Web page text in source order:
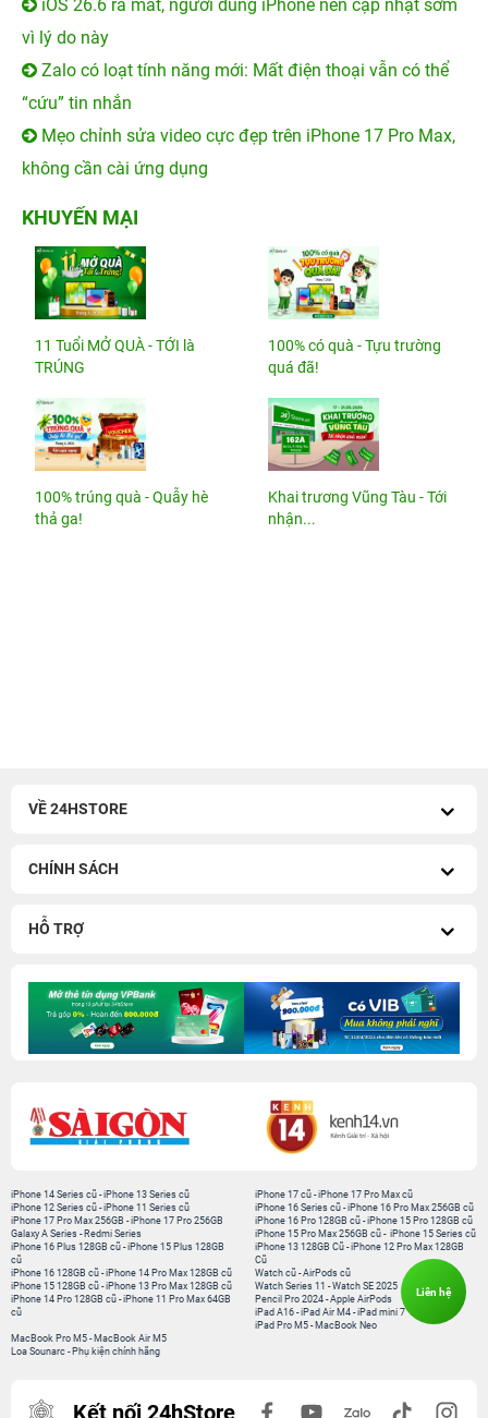
iOS 26.6 ra mắt, người dùng iPhone nên cập nhật sớm
vì lý do này
Zalo có loạt tính năng mới: Mất điện thoại vẫn có thể
“cứu” tin nhắn
Mẹo chỉnh sửa video cực đẹp trên iPhone 17 Pro Max,
không cần cài ứng dụng
KHUYẾN MẠI
11 Tuổi MỞ QUÀ - TỚI là
TRÚNG
100% có quà - Tựu trường
quá đã!
100% trúng quà - Quẫy hè
thả ga!
Khai trương Vũng Tàu - Tới
nhận...
VỀ 24HSTORE
CHÍNH SÁCH
HỖ TRỢ
iPhone 14 Series cũ -iPhone 13 Series cũ
iPhone 12 Series cũ -iPhone 11 Series cũ
iPhone 17 Pro Max 256GB -iPhone 17 Pro 256GB
Galaxy A Series - Redmi Series
iPhone 17 cũ -iPhone 17 Pro Max cũ
iPhone 16 Series cũ - iPhone 16 Pro Max 256GB cũ
iPhone 16 Pro 128GB cũ -iPhone 15 Pro 128GB cũ
iPhone 15 Pro Max 256GB cũ - iPhone 15 Series cũ
iPhone 16 Plus 128GB cũ -iPhone 15 Plus 128GB
cũ
iPhone 16 128GB cũ -iPhone 14 Pro Max 128GB cũ
iPhone 15 128GB cũ -iPhone 13 Pro Max 128GB cũ
iPhone 14 Pro 128GB cũ -iPhone 11 Pro Max 64GB
cũ
iPhone 13 128GB Cũ -iPhone 12 Pro Max 128GB
Cũ
Watch cũ -AirPods cũ
Watch Series 11 -Watch SE 2025
Pencil Pro 2024 -Apple AirPods
iPad A16 -iPad Air M4 -iPad mini 7
iPad Pro M5 - MacBook Neo
MacBook Pro M5 - MacBook Air M5
Loa Sounarc - Phụ kiện chính hãng
Kết nối 24hStore
Liên hệ